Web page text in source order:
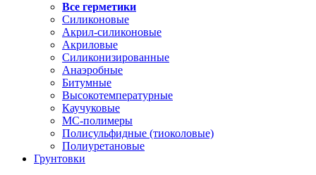
Все герметики
Силиконовые
Акрил-силиконовые
Акриловые
Силиконизированные
Анаэробные
Битумные
Высокотемпературные
Каучуковые
МС-полимеры
Полисульфидные (тиоколовые)
Полиуретановые
Грунтовки